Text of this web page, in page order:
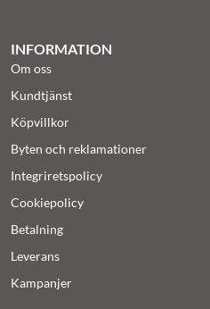
INFORMATION
Om oss
Kundtjänst
Köpvillkor
Byten och reklamationer
Integriretspolicy
Cookiepolicy
Betalning
Leverans
Kampanjer